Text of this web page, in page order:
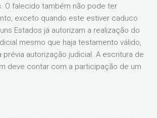
O falecido também não pode ter
exceto quando este estiver caduco
Estados já autorizam a realização do
mesmo que haja testamento válido,
prévia autorização judicial. A escritura de
deve contar com a participação de um